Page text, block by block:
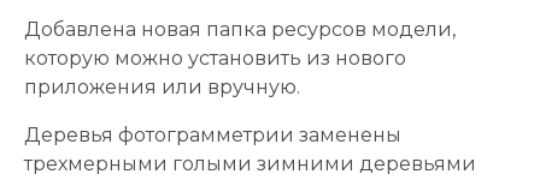
Добавлена ​​новая папка ресурсов модели,
которую можно установить из нового
приложения или вручную.
Деревья фотограмметрии заменены
трехмерными голыми зимними деревьями